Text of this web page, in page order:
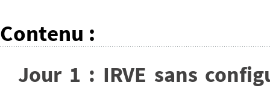
Contenu :
Jour 1 : IRVE sans